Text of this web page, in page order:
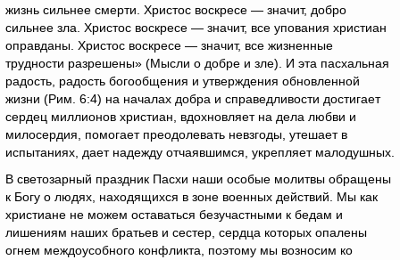
жизнь сильнее смерти. Христос воскресе — значит, добро
сильнее зла. Христос воскресе — значит, все упования христиан
оправданы. Христос воскресе — значит, все жизненные
трудности разрешены» (Мысли о добре и зле). И эта пасхальная
радость, радость богообщения и утверждения обновленной
жизни (Рим. 6:4) на началах добра и справедливости достигает
сердец миллионов христиан, вдохновляет на дела любви и
милосердия, помогает преодолевать невзгоды, утешает в
испытаниях, дает надежду отчаявшимся, укрепляет малодушных.
В светозарный праздник Пасхи наши особые молитвы обращены
к Богу о людях, находящихся в зоне военных действий. Мы как
христиане не можем оставаться безучастными к бедам и
лишениям наших братьев и сестер, сердца которых опалены
огнем междоусобного конфликта, поэтому мы возносим ко